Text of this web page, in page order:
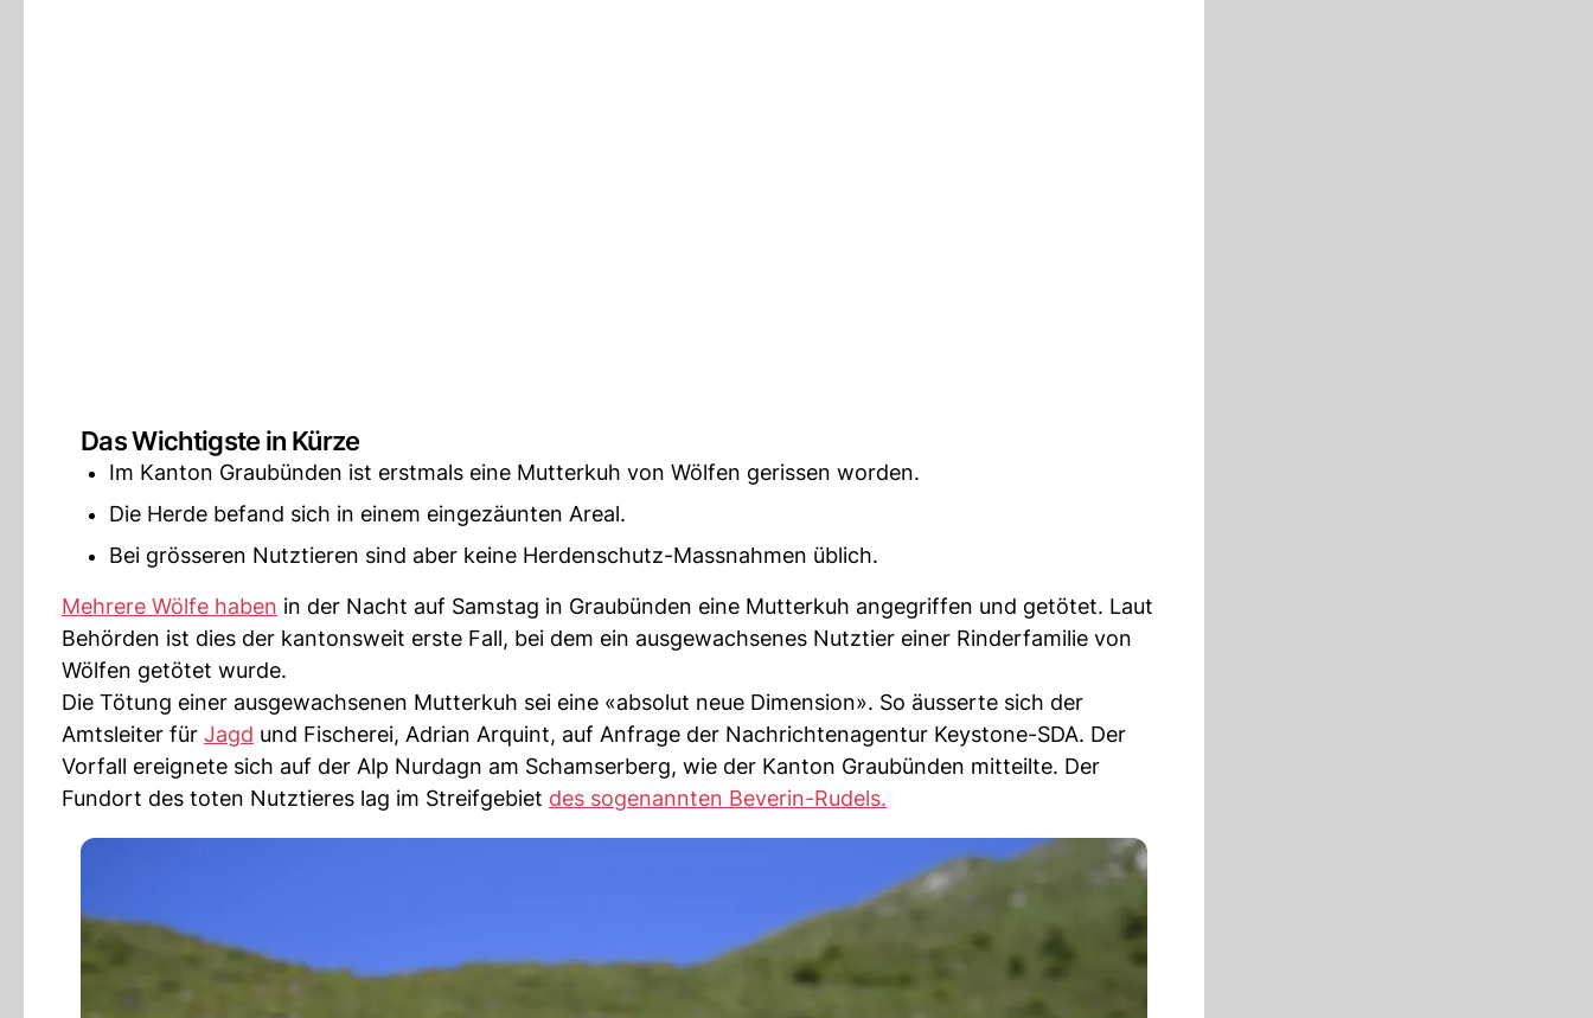
Das Wichtigste in Kürze
Im Kanton Graubünden ist erstmals eine Mutterkuh von Wölfen gerissen worden.
Die Herde befand sich in einem eingezäunten Areal.
Bei grösseren Nutztieren sind aber keine Herdenschutz-Massnahmen üblich.
Mehrere Wölfe haben in der Nacht auf Samstag in Graubünden eine Mutterkuh angegriffen und getötet. Laut
Behörden ist dies der kantonsweit erste Fall, bei dem ein ausgewachsenes Nutztier einer Rinderfamilie von
Wölfen getötet wurde.
Die Tötung einer ausgewachsenen Mutterkuh sei eine «absolut neue Dimension». So äusserte sich der
Amtsleiter für Jagd und Fischerei, Adrian Arquint, auf Anfrage der Nachrichtenagentur Keystone-SDA. Der
Vorfall ereignete sich auf der Alp Nurdagn am Schamserberg, wie der Kanton Graubünden mitteilte. Der
Fundort des toten Nutztieres lag im Streifgebiet des sogenannten Beverin-Rudels.